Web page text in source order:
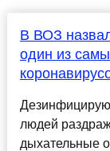
В ВОЗ
один из
людей
дыхательные